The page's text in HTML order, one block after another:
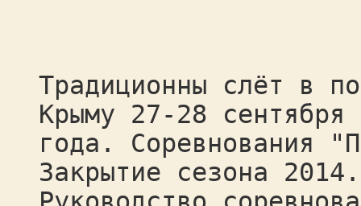
Традиционны слёт в
Крыму 27-28 сентября
года. Соревнования
Закрытие сезона 2014.